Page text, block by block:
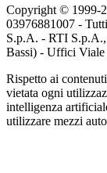
Copyright © 1999-
03976881007 -
S.p.A. - RTI S.p.A.,
Bassi) - Uffici Viale
Rispetto ai
vietata ogni
intelligenza
utilizzare mezzi